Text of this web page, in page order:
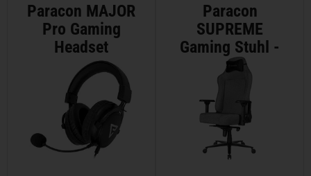
Paracon MAJOR
Pro Gaming
Headset
Paracon
SUPREME
Gaming Stuhl -
Textil - Grau